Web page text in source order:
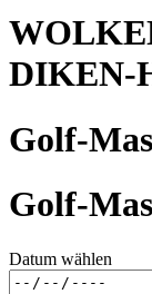
DIKEN-
Golf-
Golf-
Datum wählen